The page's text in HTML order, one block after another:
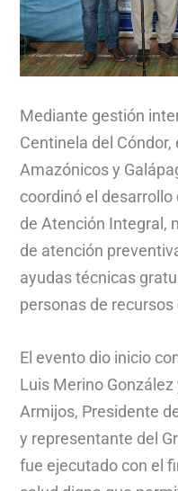
Mediante gestión
Centinela del
Amazónicos y
coordinó el
de Atención Integral,
de atención
ayudas técnicas
personas de
El evento dio inicio
Luis Merino
Armijos, Presidente
y representante del
fue ejecutado con el